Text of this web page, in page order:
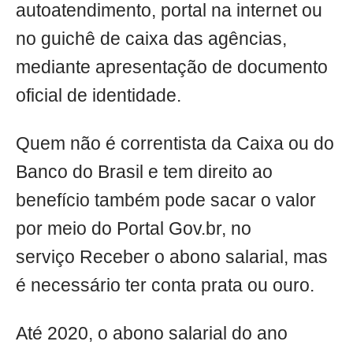
autoatendimento, portal na internet ou
no guichê de caixa das agências,
mediante apresentação de documento
oficial de identidade.
Quem não é correntista da Caixa ou do
Banco do Brasil e tem direito ao
benefício também pode sacar o valor
por meio do Portal Gov.br, no
serviço Receber o abono salarial, mas
é necessário ter conta prata ou ouro.
Até 2020, o abono salarial do ano